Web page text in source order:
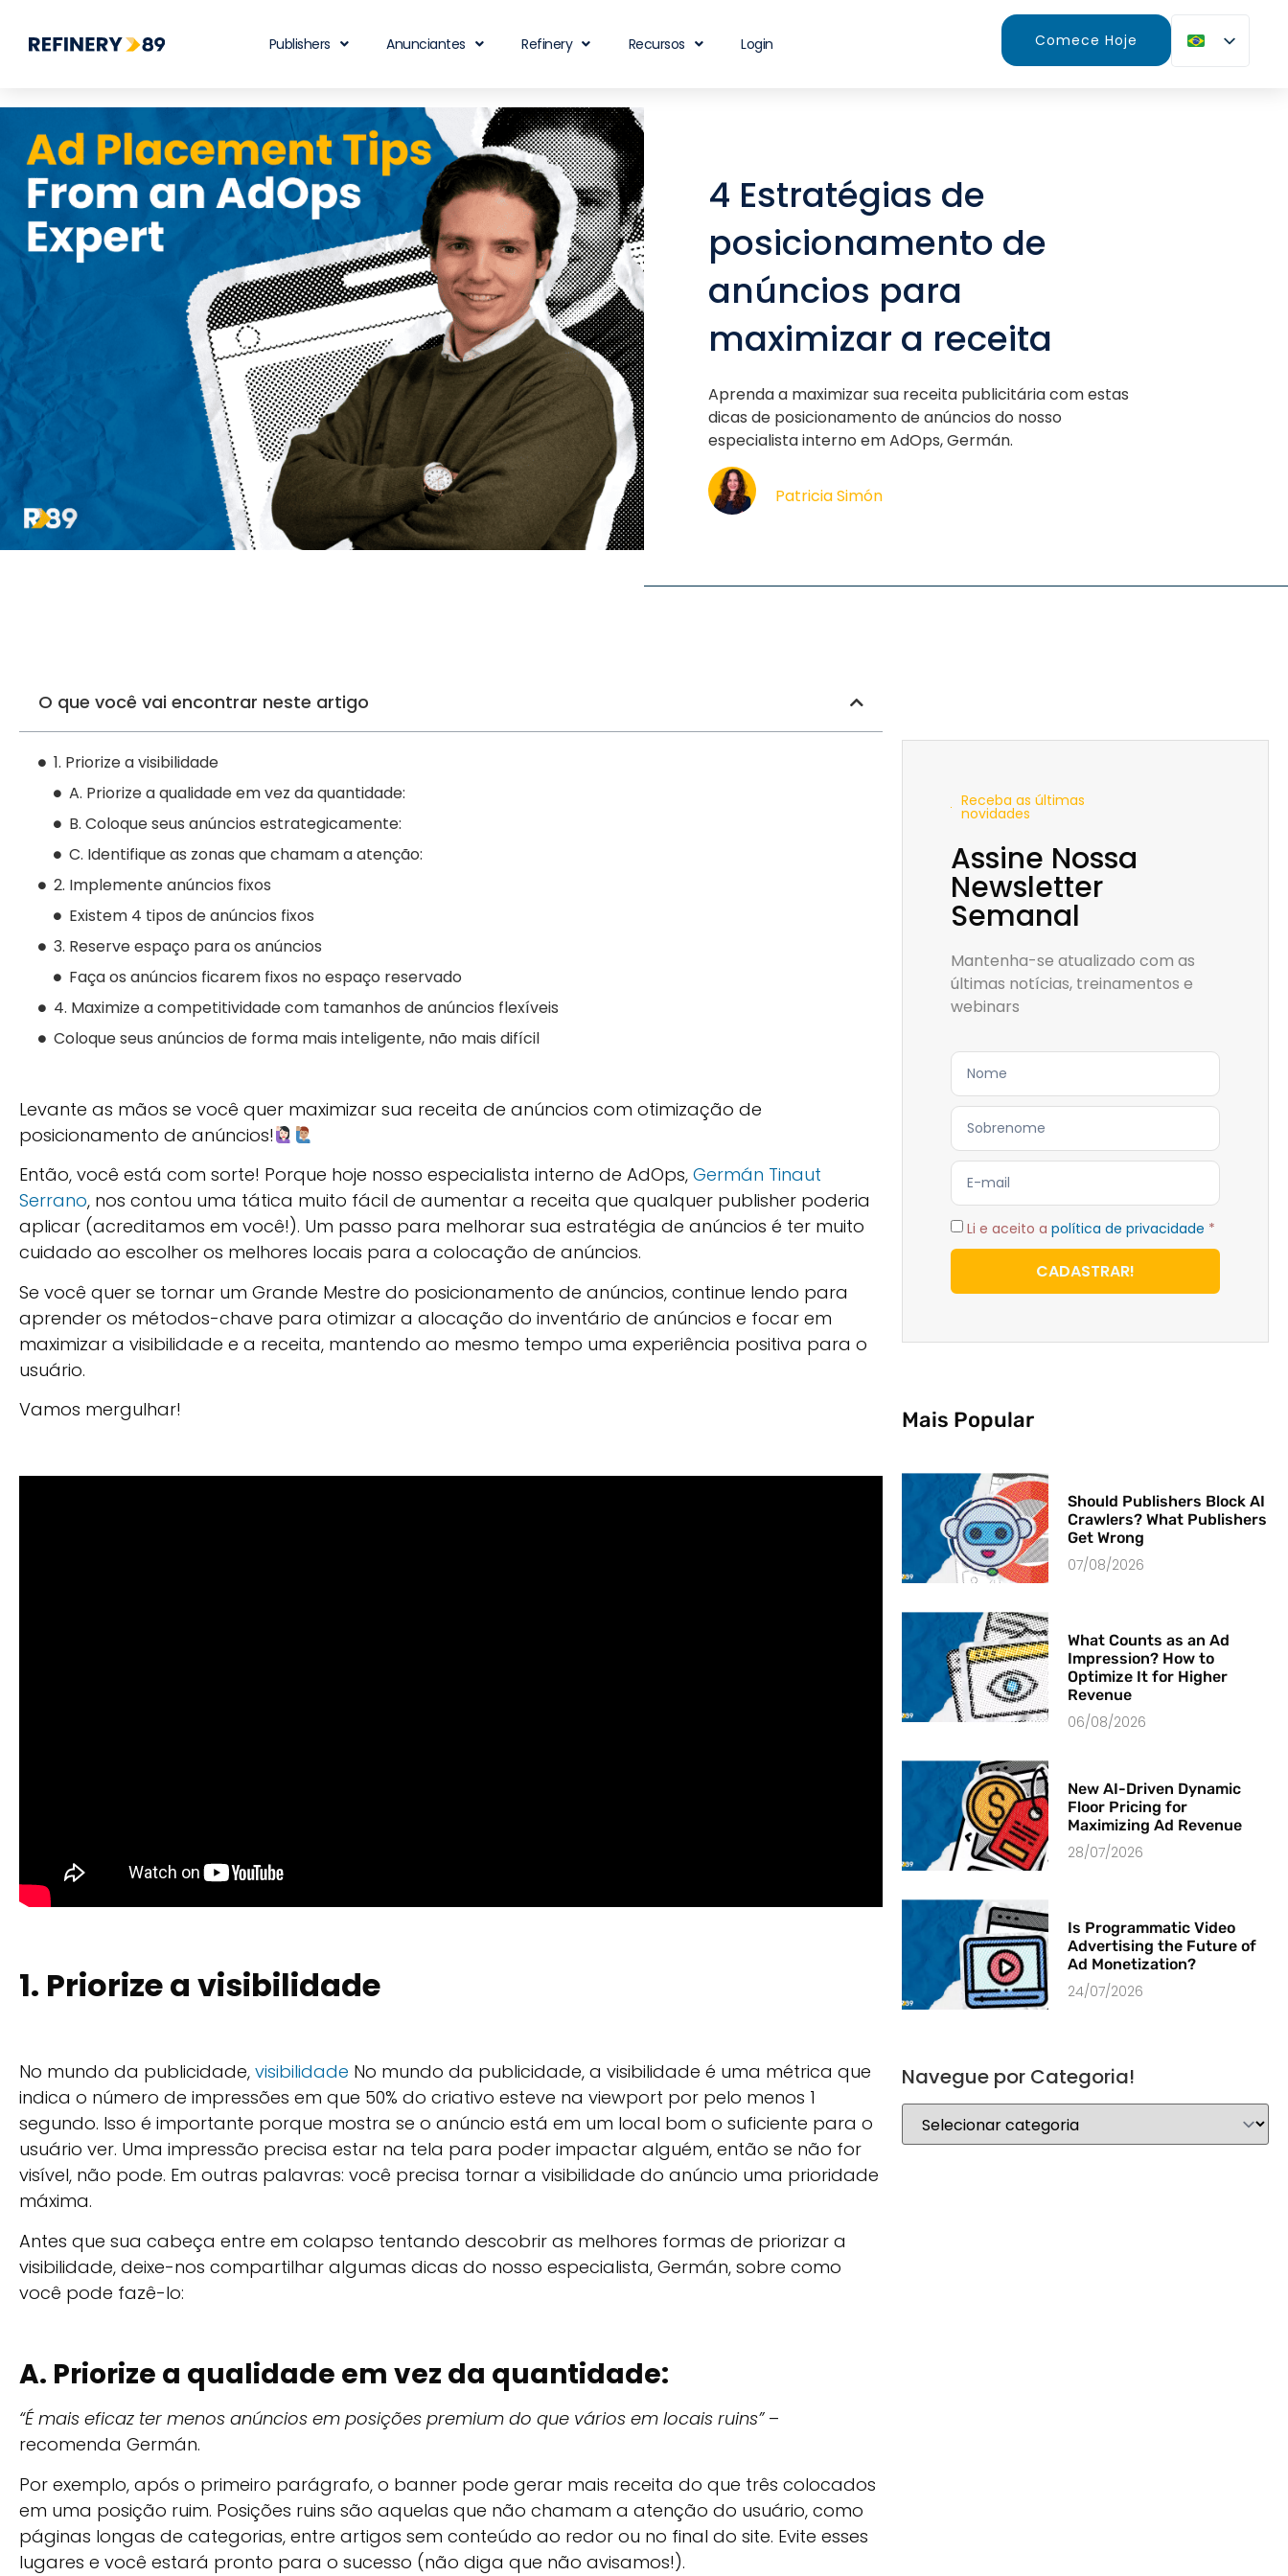
Publishers Anunciantes Refinery Recursos Login Comece Hoje
4 Estratégias de
posicionamento de
anúncios para
maximizar a receita
Aprenda a maximizar sua receita publicitária com estas
dicas de posicionamento de anúncios do nosso
especialista interno em AdOps, Germán.
Patricia Simón
O que você vai encontrar neste artigo
1. Priorize a visibilidade
A. Priorize a qualidade em vez da quantidade:
B. Coloque seus anúncios estrategicamente:
C. Identifique as zonas que chamam a atenção:
2. Implemente anúncios fixos
Existem 4 tipos de anúncios fixos
3. Reserve espaço para os anúncios
Faça os anúncios ficarem fixos no espaço reservado
4. Maximize a competitividade com tamanhos de anúncios flexíveis
Coloque seus anúncios de forma mais inteligente, não mais difícil
Levante as mãos se você quer maximizar sua receita de anúncios com otimização de
posicionamento de anúncios!
Então, você está com sorte! Porque hoje nosso especialista interno de AdOps, Germán Tinaut
Serrano, nos contou uma tática muito fácil de aumentar a receita que qualquer publisher poderia
aplicar (acreditamos em você!). Um passo para melhorar sua estratégia de anúncios é ter muito
cuidado ao escolher os melhores locais para a colocação de anúncios.
Se você quer se tornar um Grande Mestre do posicionamento de anúncios, continue lendo para
aprender os métodos-chave para otimizar a alocação do inventário de anúncios e focar em
maximizar a visibilidade e a receita, mantendo ao mesmo tempo uma experiência positiva para o
usuário.
Vamos mergulhar!
1. Priorize a visibilidade
No mundo da publicidade, visibilidade No mundo da publicidade, a visibilidade é uma métrica que
indica o número de impressões em que 50% do criativo esteve na viewport por pelo menos 1
segundo. Isso é importante porque mostra se o anúncio está em um local bom o suficiente para o
usuário ver. Uma impressão precisa estar na tela para poder impactar alguém, então se não for
visível, não pode. Em outras palavras: você precisa tornar a visibilidade do anúncio uma prioridade
máxima.
Antes que sua cabeça entre em colapso tentando descobrir as melhores formas de priorizar a
visibilidade, deixe-nos compartilhar algumas dicas do nosso especialista, Germán, sobre como
você pode fazê-lo:
A. Priorize a qualidade em vez da quantidade:
“É mais eficaz ter menos anúncios em posições premium do que vários em locais ruins”–
recomenda Germán.
Por exemplo, após o primeiro parágrafo, o banner pode gerar mais receita do que três colocados
em uma posição ruim. Posições ruins são aquelas que não chamam a atenção do usuário, como
páginas longas de categorias, entre artigos sem conteúdo ao redor ou no final do site. Evite esses
lugares e você estará pronto para o sucesso (não diga que não avisamos!).
Receba as últimas
novidades
Assine Nossa
Newsletter
Semanal
Mantenha-se atualizado com as
últimas notícias, treinamentos e
webinars
Li e aceito a política de privacidade *
CADASTRAR!
Mais Popular
Should Publishers Block AI
Crawlers? What Publishers
Get Wrong
07/08/2026
What Counts as an Ad
Impression? How to
Optimize It for Higher
Revenue
06/08/2026
New AI-Driven Dynamic
Floor Pricing for
Maximizing Ad Revenue
28/07/2026
Is Programmatic Video
Advertising the Future of
Ad Monetization?
24/07/2026
Navegue por Categoria!